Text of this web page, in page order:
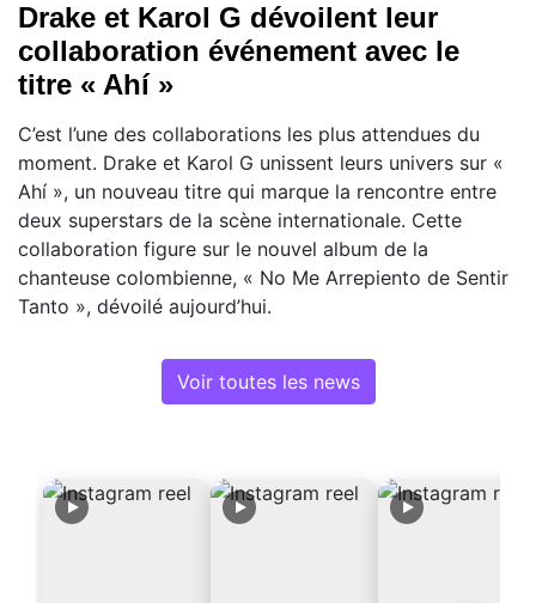
Drake et Karol G dévoilent leur
collaboration événement avec le
titre « Ahí »
C’est l’une des collaborations les plus attendues du
moment. Drake et Karol G unissent leurs univers sur «
Ahí », un nouveau titre qui marque la rencontre entre
deux superstars de la scène internationale. Cette
collaboration figure sur le nouvel album de la
chanteuse colombienne, « No Me Arrepiento de Sentir
Tanto », dévoilé aujourd’hui.
Voir toutes les news